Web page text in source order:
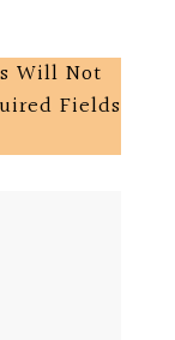
Will Not
Fields